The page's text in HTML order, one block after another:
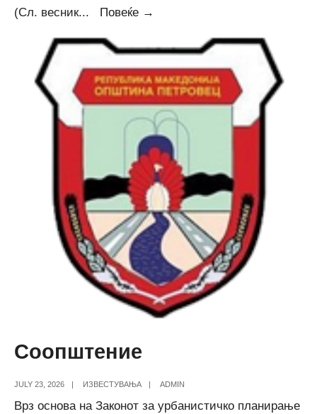
(Сл. весник... Повеќе →
Соопштение
JULY 23, 2026 ИЗВЕСТУВАЊА ADMIN
Врз основа на Законот за урбанистичко планирање